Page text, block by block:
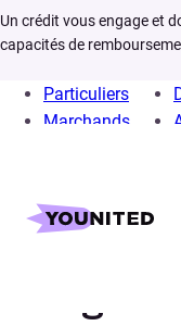
Un crédit vous engage et
capacités de
Particuliers
Marchands
Home
Comment établir et